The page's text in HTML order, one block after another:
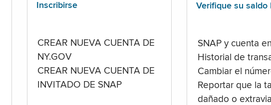
Inscribirse
CREAR NUEVA CUENTA DE
NY.GOV
CREAR NUEVA CUENTA DE
INVITADO DE SNAP
Verifique su saldo
SNAP y cuenta
Historial de
Cambiar el
Reportar que la
dañado o